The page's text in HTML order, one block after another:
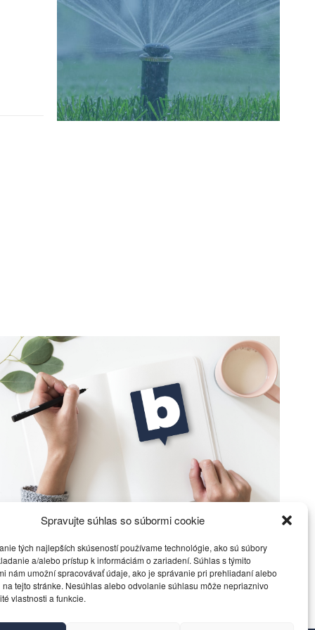
Spravujte súhlas so súbormi cookie
tých najlepších skúseností používame technológie, ako sú súbory
a/alebo prístup k informáciám o zariadení. Súhlas s týmito
nám umožní spracovávať údaje, ako je správanie pri prehliadaní alebo
tejto stránke. Nesúhlas alebo odvolanie súhlasu môže nepriaznivo
vlastnosti a funkcie.
Ficova vláda a médiá…
Politika 4. decembra 2023